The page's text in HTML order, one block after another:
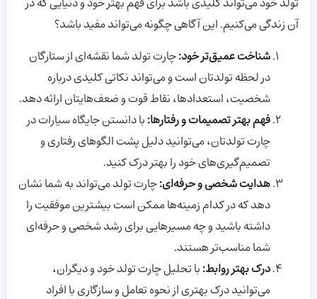
آن زندگی می‌کنیم. این آگاهی چگونه می‌تواند مفید باشد؟
شناخت عمیق‌تر خود:چارت تولد شما نقشه‌ای از ستارگان
در لحظه تولدتان است و می‌تواند نکاتی کلیدی درباره
شخصیت، استعدادها، نقاط قوت و ضعف‌هایتان ارائه دهد.
فهم بهتر تصمیمات و رفتارها:با دانستن جایگاه سیارات در
چارت تولدتان، می‌توانید دلیل پشت الگوهای رفتاری و
تصمیم‌گیری‌های خود را بهتر درک کنید.
هدایت شخصی و حرفه‌ای:چارت تولد می‌تواند به شما نشان
دهد که در کدام زمینه‌ها ممکن است بیشترین موفقیت را
داشته باشید و چه مسیرهایی برای رشد شخصی و حرفه‌ای
شما مناسب‌تر هستند.
درک بهتر روابط:با تحلیل چارت تولد خود و دیگران،
می‌توانید درک بهتری از نحوه تعامل و سازگاری با افراد